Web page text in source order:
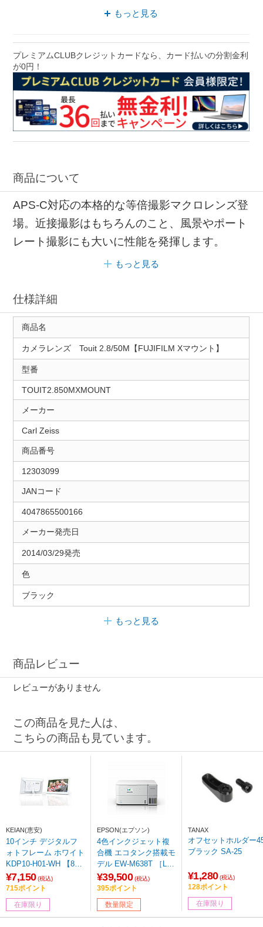
もっと見る
プレミアムCLUBクレジットカードなら、カード払いの分割金利
が0円！
商品について
APS-C対応の本格的な等倍撮影マクロレンズ登
場。近接撮影はもちろんのこと、風景やポート
レート撮影にも大いに性能を発揮します。
もっと見る
仕様詳細
商品名
カメラレンズ Touit 2.8/50M【FUJIFILM Xマウント】
型番
TOUIT2.850MXMOUNT
メーカー
Carl Zeiss
商品番号
12303099
JANコード
4047865500166
メーカー発売日
2014/03/29発売
色
ブラック
もっと見る
商品レビュー
レビューがありません
この商品を見た人は、
こちらの商品も見ています。
KEIAN(恵安)
10インチ デジタルフ
ォトフレーム ホワイト
KDP10-H01-WH 【86
4】
¥7,150 (税込)
715ポイント
在庫限り
EPSON(エプソン)
4色インクジェット複
合機 エコタンク搭載モ
デル EW-M638T ［L判
～A4］
¥39,500 (税込)
395ポイント
数量限定
TANAX
オフセットホルダー
ブラック SA-25
¥1,280 (税込)
128ポイント
在庫限り